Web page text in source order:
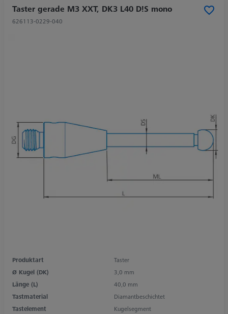
Taster gerade M3 XXT, DK3 L40 D!S mono
626113-0229-040
Produktart
Taster
Ø Kugel (DK)
3,0 mm
Länge (L)
40,0 mm
Tastmaterial
Diamantbeschichtet
Tastelement
Kugelsegment